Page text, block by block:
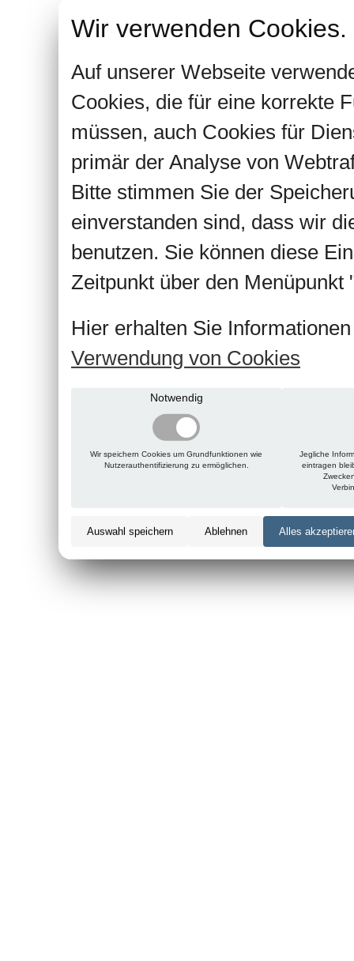
Wir verwenden Cookies.
Auf unserer Webseite
Cookies, die für eine korrekte
müssen, auch Cookies für
primär der Analyse von
Bitte stimmen Sie der
einverstanden sind, dass wir
benutzen. Sie können diese
Zeitpunkt über den Menüpunkt
Hier erhalten Sie
Verwendung von Cookies
Notwendig
Wir speichern Cookies um Grundfunktionen wie
Nutzerauthentifizierung zu ermöglichen.
Jegliche
eintragen
Auswahl speichern Ablehnen Alles